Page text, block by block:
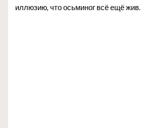
иллюзию, что осьминог всё ещё жив.